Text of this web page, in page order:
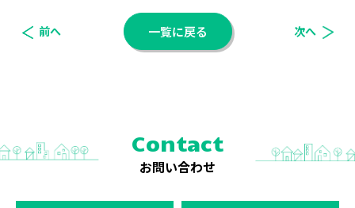
前へ 一覧に戻る 次へ
Contact
お問い合わせ